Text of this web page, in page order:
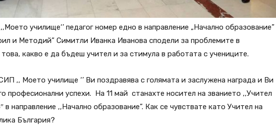
училище‘’ педагог номер едно в направление „Начално образование”
и Методий” Симитли Иванка Иванова сподели за проблемите в
какво е да бъдеш учител и за стимула в работата с ученицитe.
,, Моето училище ‘’ Ви поздравява с голямата и заслужена награда и Ви
професионални успехи. На 11 май станахте носител на званието ,,Учител
в направление ,,Начално образование”. Как се чувствате като Учител на
България?